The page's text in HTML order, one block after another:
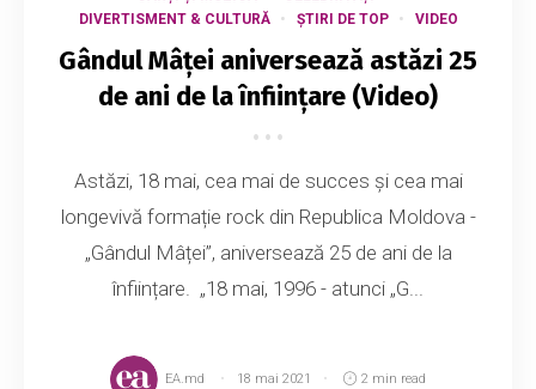
DIVERTISMENT & CULTURĂ
ȘTIRI DE TOP VIDEO
Gândul Mâței aniversează astăzi 25
de ani de la înființare (Video)
Astăzi, 18 mai, cea mai de succes și cea mai
longevivă formație rock din Republica Moldova -
„Gândul Mâței”, aniversează 25 de ani de la
înființare. „18 mai, 1996 - atunci „G...
EA.md 18 mai 2021 2 min read